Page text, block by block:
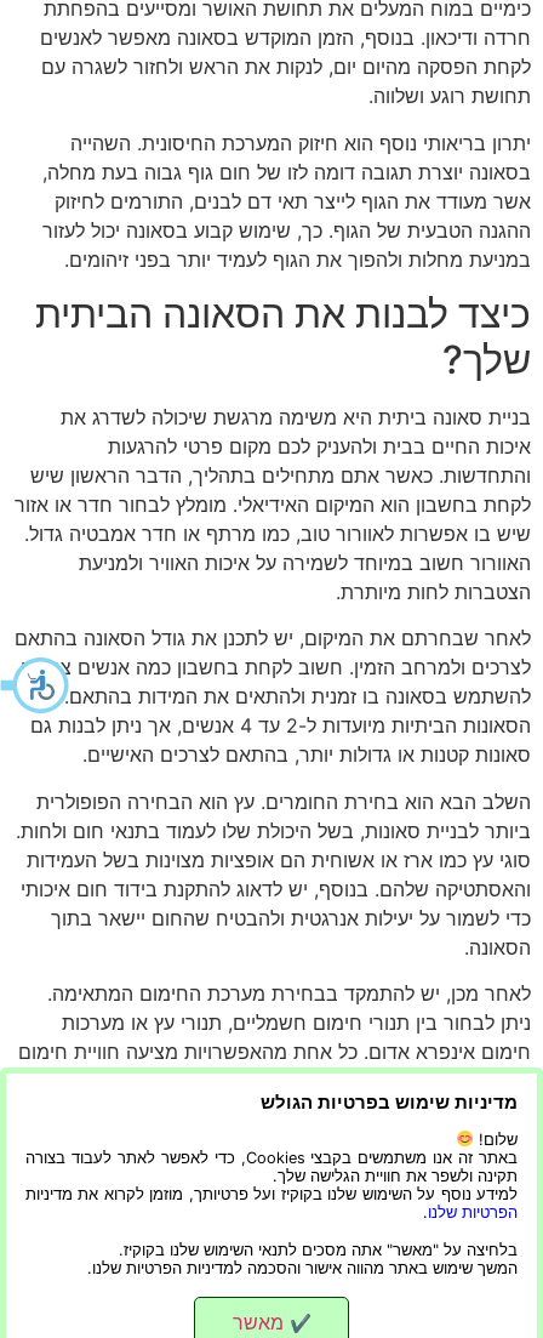
כימיים במוח המעלים את תחושת האושר ומסייעים בהפחתת
חרדה ודיכאון. בנוסף, הזמן המוקדש בסאונה מאפשר לאנשים
לקחת הפסקה מהיום יום, לנקות את הראש ולחזור לשגרה עם
תחושת רוגע ושלווה.
יתרון בריאותי נוסף הוא חיזוק המערכת החיסונית. השהייה
בסאונה יוצרת תגובה דומה לזו של חום גוף גבוה בעת מחלה,
אשר מעודד את הגוף לייצר תאי דם לבנים, התורמים לחיזוק
ההגנה הטבעית של הגוף. כך, שימוש קבוע בסאונה יכול לעזור
במניעת מחלות ולהפוך את הגוף לעמיד יותר בפני זיהומים.
כיצד לבנות את הסאונה הביתית
שלך?
בניית סאונה ביתית היא משימה מרגשת שיכולה לשדרג את
איכות החיים בבית ולהעניק לכם מקום פרטי להרגעות
והתחדשות. כאשר אתם מתחילים בתהליך, הדבר הראשון שיש
לקחת בחשבון הוא המיקום האידיאלי. מומלץ לבחור חדר או אזור
שיש בו אפשרות לאוורור טוב, כמו מרתף או חדר אמבטיה גדול.
האוורור חשוב במיוחד לשמירה על איכות האוויר ולמניעת
הצטברות לחות מיותרת.
לאחר שבחרתם את המיקום, יש לתכנן את גודל הסאונה בהתאם
לצרכים ולמרחב הזמין. חשוב לקחת בחשבון כמה אנשים צפויים
להשתמש בסאונה בו זמנית ולהתאים את המידות בהתאם. רוב
הסאונות הביתיות מיועדות ל-2 עד 4 אנשים, אך ניתן לבנות גם
סאונות קטנות או גדולות יותר, בהתאם לצרכים האישיים.
השלב הבא הוא בחירת החומרים. עץ הוא הבחירה הפופולרית
ביותר לבניית סאונות, בשל היכולת שלו לעמוד בתנאי חום ולחות.
סוגי עץ כמו ארז או אשוחית הם אופציות מצוינות בשל העמידות
והאסתטיקה שלהם. בנוסף, יש לדאוג להתקנת בידוד חום איכותי
כדי לשמור על יעילות אנרגטית ולהבטיח שהחום יישאר בתוך
הסאונה.
לאחר מכן, יש להתמקד בבחירת מערכת החימום המתאימה.
ניתן לבחור בין תנורי חימום חשמליים, תנורי עץ או מערכות
חימום אינפרא אדום. כל אחת מהאפשרויות מציעה חוויית חימום
שונה, ולכן יש לבחור בהתאם להעדפות האישיות ולתקציב. חשוב
לוודא שמערכת החימום מותקנת בצורה בטיחותית ושיש לה
בקרות טמפרטורה מתאימות.
התקנת סאונה ביתית אינה רק דרך לשפר את איכות החיים,
אלא גם ספק של מקום מפלט אישי לנחמה ומפלט. בין אם
לשימוש אישי בלבד או כאזור מפגש חברתי, הסאונה הביתית
מחזירה את ההשקעה בכל פן.
מדיניות שימוש בפרטיות הגולש
שלום!
באתר זה אנו משתמשים בקבצי Cookies, כדי לאפשר לאתר לעבוד בצורה
תקינה ולשפר את חוויית הגלישה שלך.
למידע נוסף על השימוש שלנו בקוקיז ועל פרטיותך, מוזמן לקרוא את מדיניות
הפרטיות שלנו.
בלחיצה על "מאשר" אתה מסכים לתנאי השימוש שלנו בקוקיז.
המשך שימוש באתר מהווה אישור והסכמה למדיניות הפרטיות שלנו.
✔ מאשר